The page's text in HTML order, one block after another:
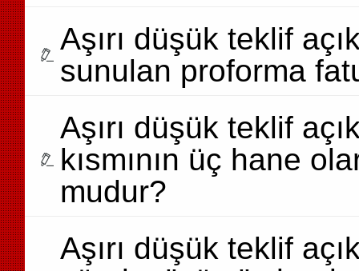
Aşırı düşük teklif
sunulan proforma
Aşırı düşük teklif
kısmının üç hane
mudur?
Aşırı düşük teklif